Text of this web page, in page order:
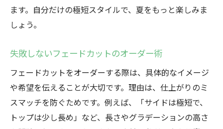
ます。自分だけの極短スタイルで、夏をもっと楽しみま
しょう。
失敗しないフェードカットのオーダー術
フェードカットをオーダーする際は、具体的なイメージ
や希望を伝えることが大切です。理由は、仕上がりのミ
スマッチを防ぐためです。例えば、「サイドは極短で、
トップは少し長め」など、長さやグラデーションの高さ